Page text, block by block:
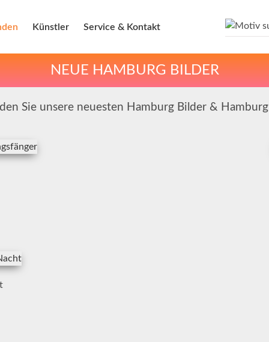
Künstler Service & Kontakt
NEUE HAMBURG BILDER
Sie unsere neuesten Hamburg Bilder &